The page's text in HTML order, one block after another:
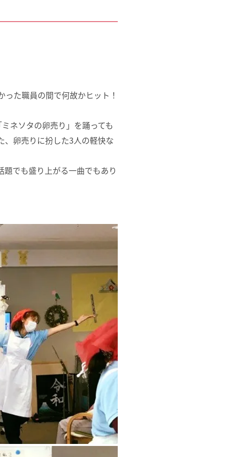
た職員の間で何故かヒット！
ネソタの卵売り」を踊っても
、卵売りに扮した3人の軽快な
でも盛り上がる一曲でもあり